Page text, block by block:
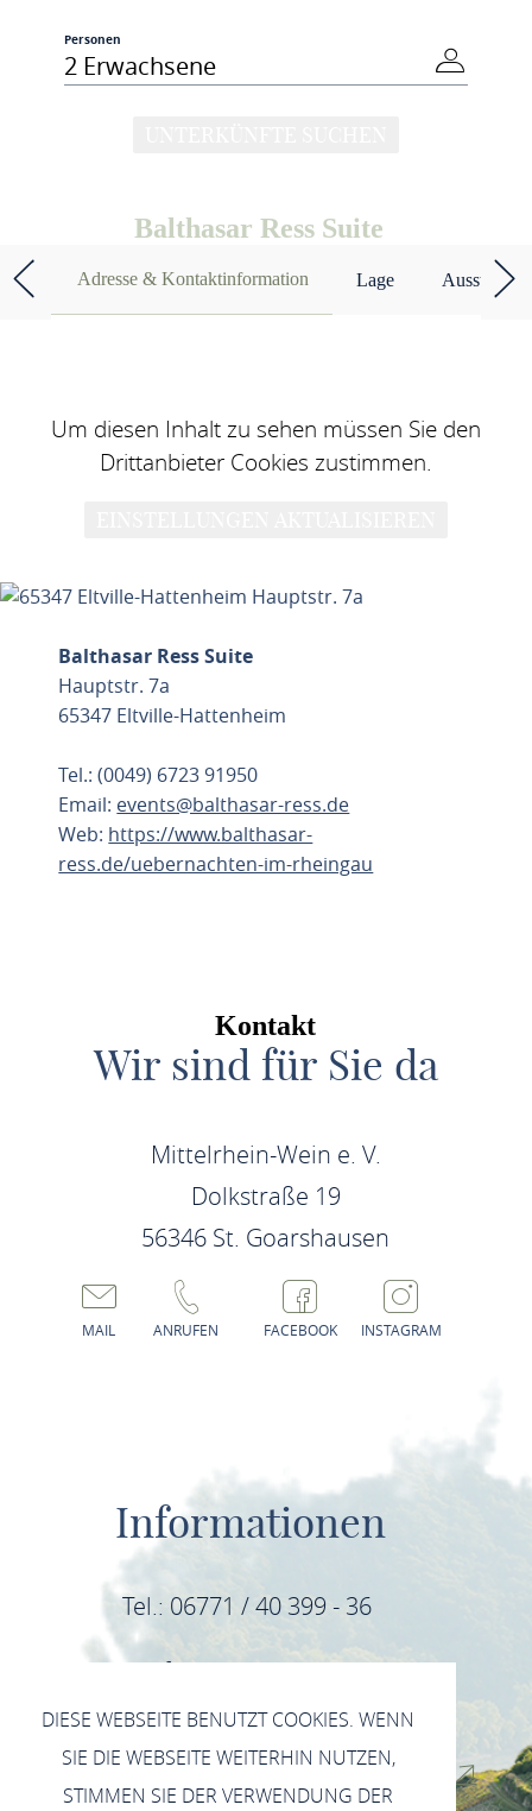
Personen
2 Erwachsene
Balthasar Ress Suite
Adresse & Kontaktinformation Lage
Um diesen Inhalt zu sehen müssen Sie den
Drittanbieter Cookies zustimmen.
Balthasar Ress Suite
Hauptstr. 7a
65347 Eltville-Hattenheim
Tel.: (0049) 6723 91950
Email: events@balthasar-ress.de
Web: https://www.balthasar-
ress.de/uebernachten-im-rheingau
Kontakt
Wir sind für Sie da
Mittelrhein-Wein e. V.
Dolkstraße 19
56346 St. Goarshausen
MAIL ANRUFEN FACEBOOK INSTAGRAM
Informationen
Tel.: 06771 / 40 399 - 36
E-Mail: info@mittelrhein-wein.com
IMPRESSUM
DATENSCHUTZERKLÄRUNG INSTAGRAM
DIESE WEBSEITE BENUTZT COOKIES. WENN
SIE DIE WEBSEITE WEITERHIN NUTZEN,
STIMMEN SIE DER VERWENDUNG DER